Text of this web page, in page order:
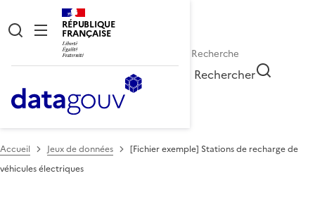
RÉPUBLIQUE
FRANÇAISE
Rechercher
Accueil Jeux de données
[Fichier exemple] Stations de recharge de
véhicules électriques